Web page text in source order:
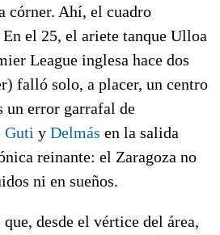
córner. Ahí, el cuadro
el 25, el ariete tanque Ulloa
League inglesa hace dos
falló solo, a placer, un centro
un error garrafal de
Guti y Delmás en la salida
reinante: el Zaragoza no
ni en sueños.
desde el vértice del área,